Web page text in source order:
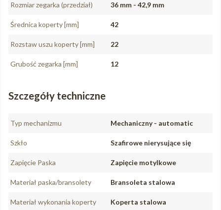
Rozmiar zegarka (przedział) 36 mm - 42,9 mm
Średnica koperty [mm] 42
Rozstaw uszu koperty [mm] 22
Grubość zegarka [mm] 12
Szczegóły techniczne
Typ mechanizmu Mechaniczny - automatic
Szkło Szafirowe nierysujące się
Zapięcie Paska Zapięcie motylkowe
Materiał paska/bransolety Bransoleta stalowa
Materiał wykonania koperty Koperta stalowa